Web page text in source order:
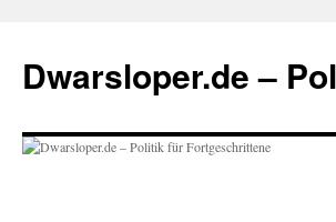
springen
Dwarsloper.de –